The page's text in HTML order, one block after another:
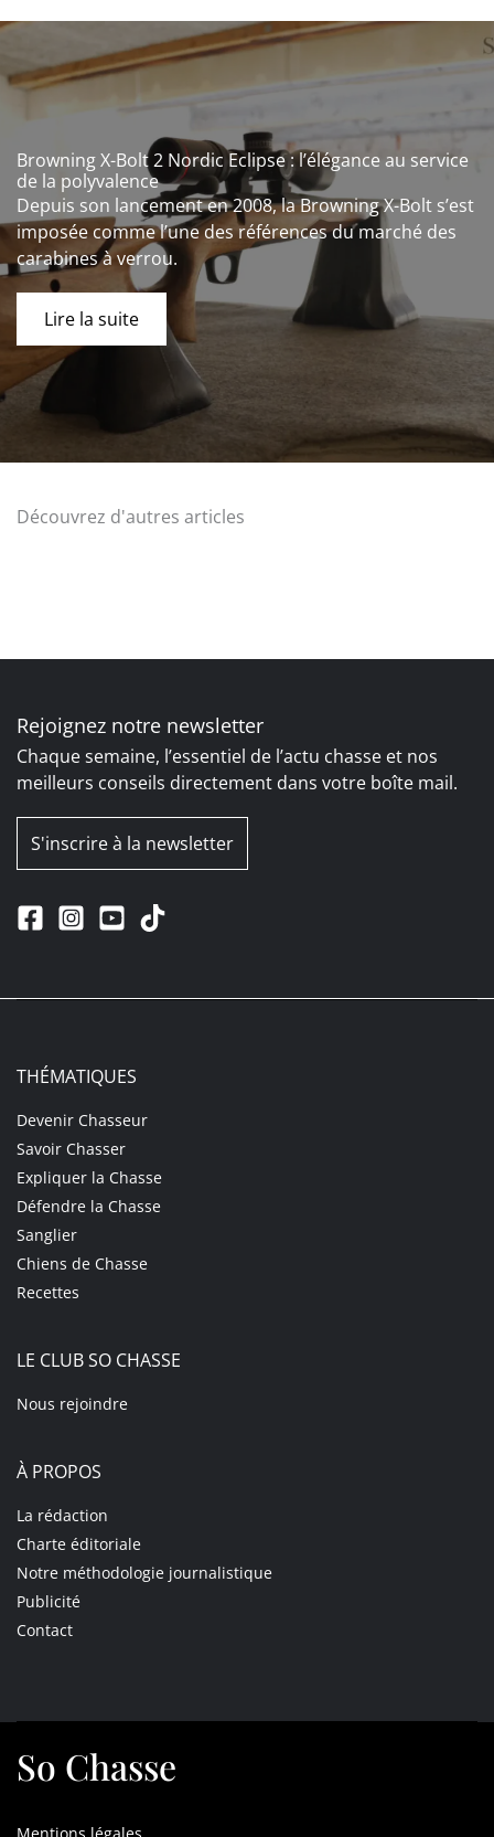
Browning X-Bolt 2 Nordic Eclipse : l’élégance au service
de la polyvalence
Depuis son lancement en 2008, la Browning X-Bolt s’est
imposée comme l’une des références du marché des
carabines à verrou.
Lire la suite
Découvrez d'autres articles
Rejoignez notre newsletter
Chaque semaine, l’essentiel de l’actu chasse et nos
meilleurs conseils directement dans votre boîte mail.
S'inscrire à la newsletter
THÉMATIQUES
Devenir Chasseur
Savoir Chasser
Expliquer la Chasse
Défendre la Chasse
Sanglier
Chiens de Chasse
Recettes
LE CLUB SO CHASSE
Nous rejoindre
À PROPOS
La rédaction
Charte éditoriale
Notre méthodologie journalistique
Publicité
Contact
So Chasse